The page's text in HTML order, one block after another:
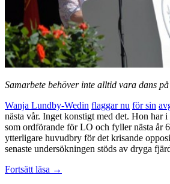
Samarbete behöver inte alltid vara dans
Wanja Lundby-Wedin flaggarnu för sin
nästa vår. Inget konstigt med det. Hon har
som ordförande för LO och fyller nästa år
ytterligare huvudbry för det krisande
senaste undersökningen stöds av dryga
Fortsätt läsa Lundby-
→